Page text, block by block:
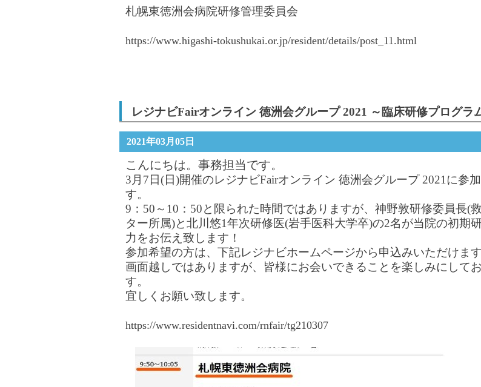
札幌東徳洲会病院研修管理委員会
https://www.higashi-tokushukai.or.jp/resident/details/post_11.html
レジナビFairオンライン 徳洲会グループ 2021 ～臨床研修プログラ
2021年03月05日
こんにちは。事務担当です。
3月7日(日)開催のレジナビFairオンライン 徳洲会グループ 2021に参
す。
9：50～10：50と限られた時間ではありますが、神野敦研修委員長(
ター所属)と北川悠1年次研修医(岩手医科大学卒)の2名が当院の初期
力をお伝え致します！
参加希望の方は、下記レジナビホームページから申込みいただけます
画面越しではありますが、皆様にお会いできることを楽しみにして
す。
宜しくお願い致します。
https://www.residentnavi.com/rnfair/tg210307